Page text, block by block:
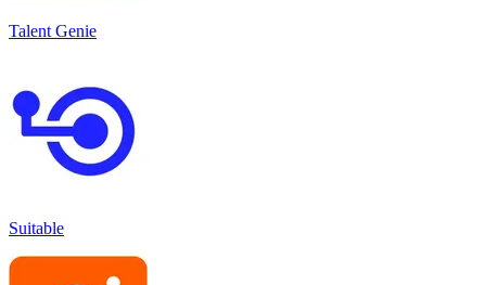
Talent Genie
Suitable